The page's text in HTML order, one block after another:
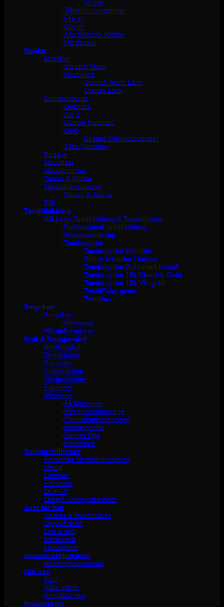
50 cm
Tillbehör keratinhår
Flip in
Clip-in
Alla tillbehör löshår
Hårdockor
Naglar
Manikyr
Scratch Nails
Nagellack
Scratch Nails Lack
Cuccio Lack
Konstmaterial
Gelélack
Akryl
Cuccio Naturale
Gelé
Builder Gel med pensel
Silke/glasfiber
Pedikyr
Nagelfilar
Nagelpenslar
Tippar & Mallar
Nageldekorationer
Strass & Stenar
Elfil
Tandblekning
Allt inom Tandblekning & Tandsmycke
Professionell tandblekning
Hemmablekning
Tandsmycke
Tandsmycke kristaller
Större kristaller i former
Tandsmycke Guld med kristall
Tandsmycke 18k Klassisk Guld
Tandsmycke 18k Vitt guld
ToothFairy gems
Twinkles
Smycken
Smycken
Armband
Hårdekorationer
Hud & Kroppsvård
Ansiktsvård
Duschkräm
För män
Kroppslotion
Vaxprodukter
För laser
Massage
All Massage
Vibrationsmassage
Cirkulationsmassage
Massageolja
Eterisk Olja
Hälsokost
Salongstillbehör
Personlig Skyddsutrustning
Utsug
Lampor
För laser
DOFTA
Övriga salongstillbehör
Just for fun
Väskor & Neccesärer
Uppblåsbart
Lek & skoj
Maskerad
Halloween
Sommarerbjudande
Reseförpackningar
Om oss
FAQ
Våra villkor
Kontakta oss
Presentkort